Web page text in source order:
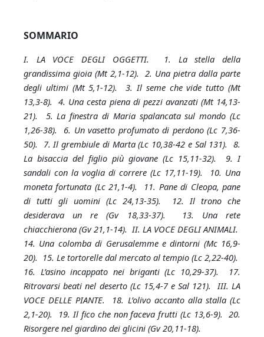
SOMMARIO
I. LA VOCE DEGLI OGGETTI. 1. La stella della
grandissima gioia (Mt 2,1-12). 2. Una pietra dalla parte
degli ultimi (Mt 5,1-12). 3. Il seme che vide tutto (Mt
13,3-8). 4. Una cesta piena di pezzi avanzati (Mt 14,13-
21). 5. La finestra di Maria spalancata sul mondo (Lc
1,26-38). 6. Un vasetto profumato di perdono (Lc 7,36-
50). 7. Il grembiule di Marta (Lc 10,38-42 e Sal 131). 8.
La bisaccia del figlio più giovane (Lc 15,11-32). 9. I
sandali con la voglia di correre (Lc 17,11-19). 10. Una
moneta fortunata (Lc 21,1-4). 11. Pane di Cleopa, pane
di tutti gli uomini (Lc 24,13-35). 12. Il trono che
desiderava un re (Gv 18,33-37). 13. Una rete
chiacchierona (Gv 21,1-14). II. LA VOCE DEGLI ANIMALI.
14. Una colomba di Gerusalemme e dintorni (Mc 16,9-
20). 15. Le tortorelle dal mercato al tempio (Lc 2,22-40).
16. L’asino incappato nei briganti (Lc 10,29-37). 17.
Ritrovarsi beati nel deserto (Lc 15,4-7 e Sal 121). III. LA
VOCE DELLE PIANTE. 18. L’olivo accanto alla stalla (Lc
2,1-20). 19. Il fico che non faceva frutti (Lc 13,6-9). 20.
Risorgere nel giardino dei glicini (Gv 20,11-18).